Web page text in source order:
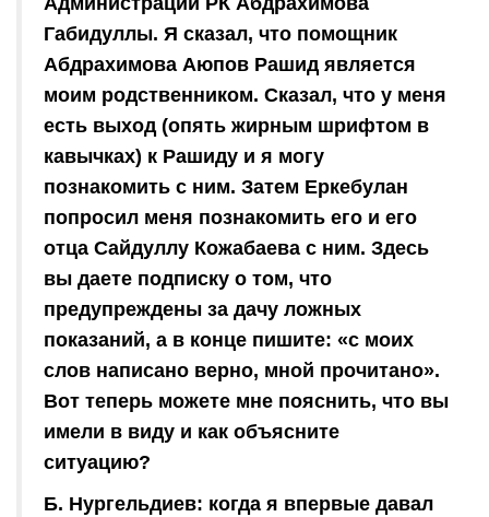
Габидуллы. Я сказал, что помощник
Абдрахимова Аюпов Рашид является
моим родственником. Сказал, что у меня
есть выход (опять жирным шрифтом в
кавычках) к Рашиду и я могу
познакомить с ним. Затем Еркебулан
попросил меня познакомить его и его
отца Сайдуллу Кожабаева с ним. Здесь
вы даете подписку о том, что
предупреждены за дачу ложных
показаний, а в конце пишите: «с моих
слов написано верно, мной прочитано».
Вот теперь можете мне пояснить, что вы
имели в виду и как объясните
ситуацию?
Б. Нургельдиев: когда я впервые давал